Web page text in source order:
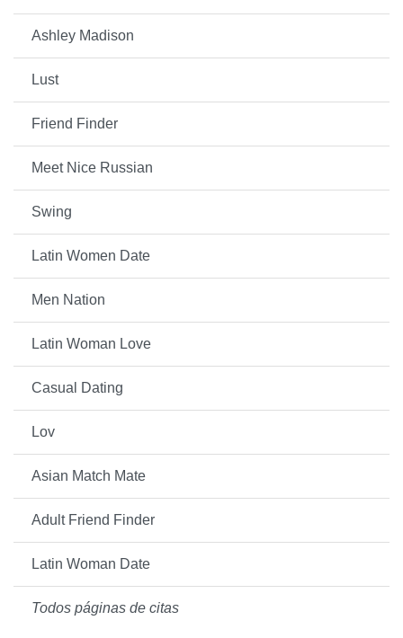
Ashley Madison
Lust
Friend Finder
Meet Nice Russian
Swing
Latin Women Date
Men Nation
Latin Woman Love
Casual Dating
Lov
Asian Match Mate
Adult Friend Finder
Latin Woman Date
Todos páginas de citas